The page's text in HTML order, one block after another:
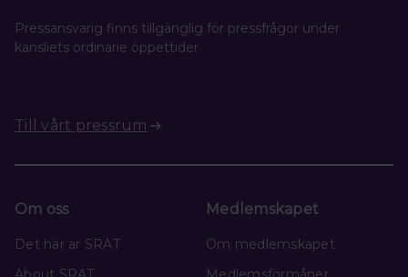
Pressansvarig finns tillgänglig för pressfrågor under
kansliets ordinarie öppettider.
Till vårt pressrum
Om oss
Det här är SRAT
Medlemskapet
Om medlemskapet